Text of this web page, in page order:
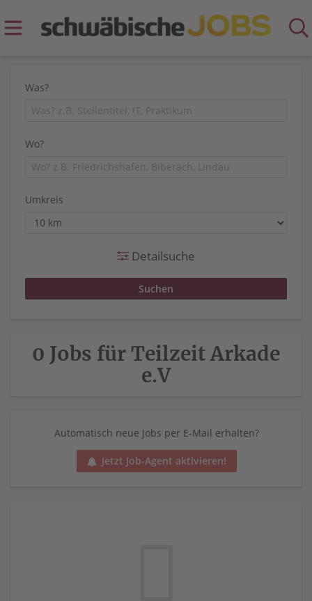
Was?
Wo?
Umkreis
Detailsuche
0 Jobs für Teilzeit Arkade
e.V
Automatisch neue Jobs per E-Mail erhalten?
Jetzt Job-Agent aktivieren!